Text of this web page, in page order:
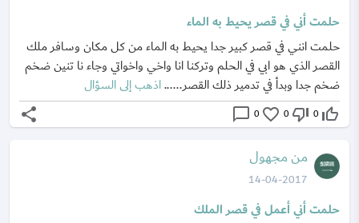
حلمت أني في قصر يحيط به الماء
حلمت انني في قصر كبير جدا يحيط به الماء من كل مكان وسافر ملك
القصر الذي هو ابي في الحلم وتركنا انا واخي واخواتي وجاء نا تنين ضخم
ضخم جدا وبدأ في تدمير ذلك القصر......اذهب إلى السؤال
thumb_up_off_alt
0
thumb_down_off_alt
0
favorite_border
0
chat_bubble_outline
share
من مجهول
14-04-2017
حلمت أني أعمل في قصر الملك